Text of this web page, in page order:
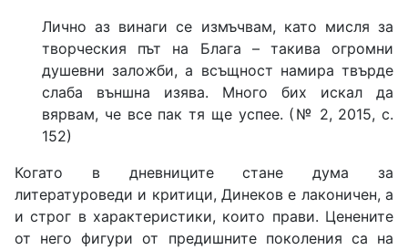
Лично аз винаги се измъчвам, като мисля за
творческия път на Блага – такива огромни
душевни заложби, а всъщност намира твърде
слаба външна изява. Много бих искал да
вярвам, че все пак тя ще успее. (№ 2, 2015, с.
152)
Когато в дневниците стане дума за
литературоведи и критици, Динеков е лаконичен, а
и строг в характеристики, които прави. Ценените
от него фигури от предишните поколения са на